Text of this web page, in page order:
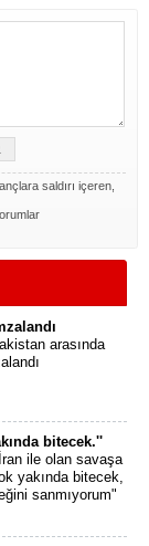
saldırı içeren,
arasında
bitecek.''
ile olan savaşa
yakında bitecek,
sanmıyorum"